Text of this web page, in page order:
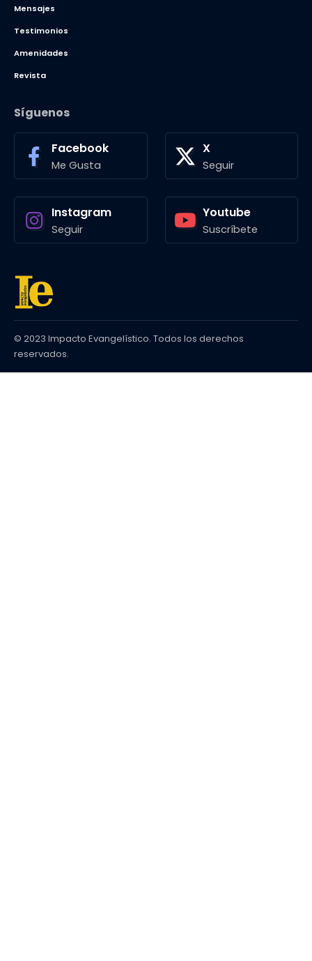
Mensajes
Testimonios
Amenidades
Revista
Síguenos
Facebook
Me Gusta
X
Seguir
Instagram
Seguir
Youtube
Suscríbete
© 2023 Impacto Evangelístico. Todos los derechos
reservados.